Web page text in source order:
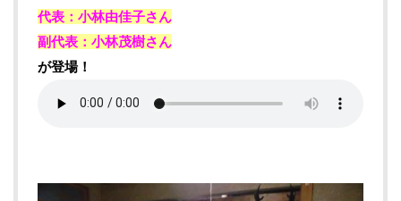
代表：小林由佳子さん
副代表：小林茂樹さん
が登場！